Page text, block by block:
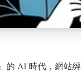
的 AI 時代，網站